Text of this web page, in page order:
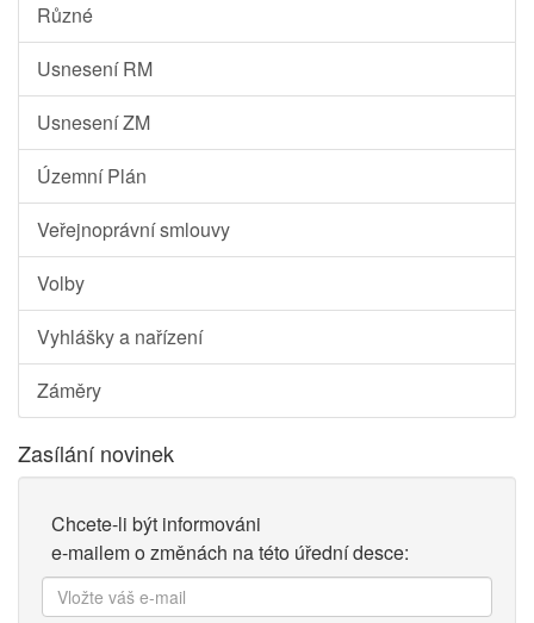
Různé
Usnesení RM
Usnesení ZM
Územní Plán
Veřejnoprávní smlouvy
Volby
Vyhlášky a nařízení
Záměry
Zasílání novinek
Chcete-li být informováni
e-mailem o změnách na této úřední desce:
Vložte